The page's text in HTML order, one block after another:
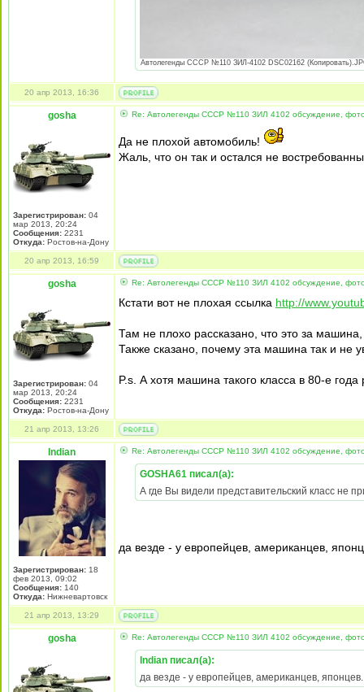
Автолегенды СССР №110 ЗИЛ-4102 DSC02162
20 апр 2013, 16:36
gosha
Зарегистрирован: 04
мар 2013, 20:24
Сообщения: 2231
Откуда: Ростов-на-Дону
Re: Автолегенды СССР №110 ЗИЛ 4102 обсуждение,
Да не плохой автомобиль!
Жаль, что он так и остался не
20 апр 2013, 16:59
gosha
Зарегистрирован: 04
мар 2013, 20:24
Сообщения: 2231
Откуда: Ростов-на-Дону
Re: Автолегенды СССР №110 ЗИЛ 4102 обсуждение,
Кстати вот не плохая ссылка http://
Там не плохо рассказано, что это за
Также сказано, почему эта машина так и не
P.s. А хотя машина такого класса в 80-е
21 апр 2013, 13:26
Indian
Зарегистрирован: 18
фев 2013, 09:02
Сообщения: 140
Откуда: Нижневартовск
Re: Автолегенды СССР №110 ЗИЛ 4102 обсуждение,
GOSHA61 писал(а):
А где Вы видели представительский класс не
да везде - у европейцев, американцев,
21 апр 2013, 13:29
gosha Re: Автолегенды СССР №110 ЗИЛ 4102 обсуждение,
Indian писал(а):
да везде - у европейцев, американцев, японцев.